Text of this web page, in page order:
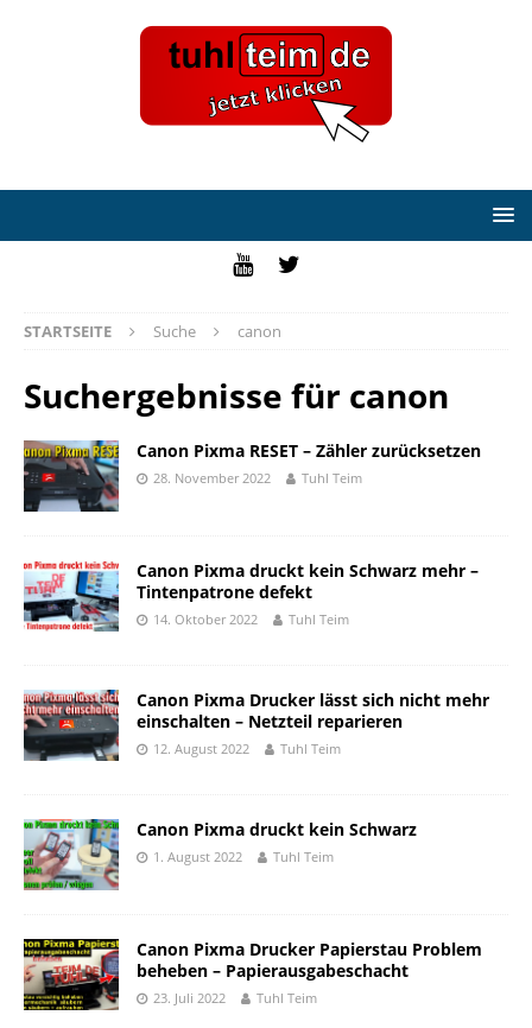
STARTSEITE Suche canon
Suchergebnisse für canon
Canon Pixma RESET – Zähler zurücksetzen
28. November 2022 Tuhl Teim
Canon Pixma druckt kein Schwarz mehr –
Tintenpatrone defekt
14. Oktober 2022 Tuhl Teim
Canon Pixma Drucker lässt sich nicht mehr
einschalten – Netzteil reparieren
12. August 2022 Tuhl Teim
Canon Pixma druckt kein Schwarz
1. August 2022 Tuhl Teim
Canon Pixma Drucker Papierstau Problem
beheben – Papierausgabeschacht
23. Juli 2022 Tuhl Teim